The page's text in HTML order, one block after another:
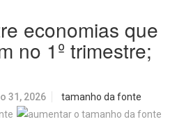
economias que
no 1º trimestre;
31, 2026 tamanho da fonte